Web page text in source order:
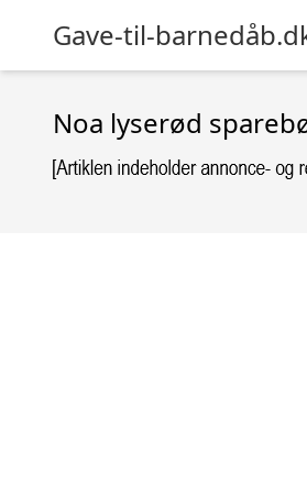
Gave-til-
Noa lyserød